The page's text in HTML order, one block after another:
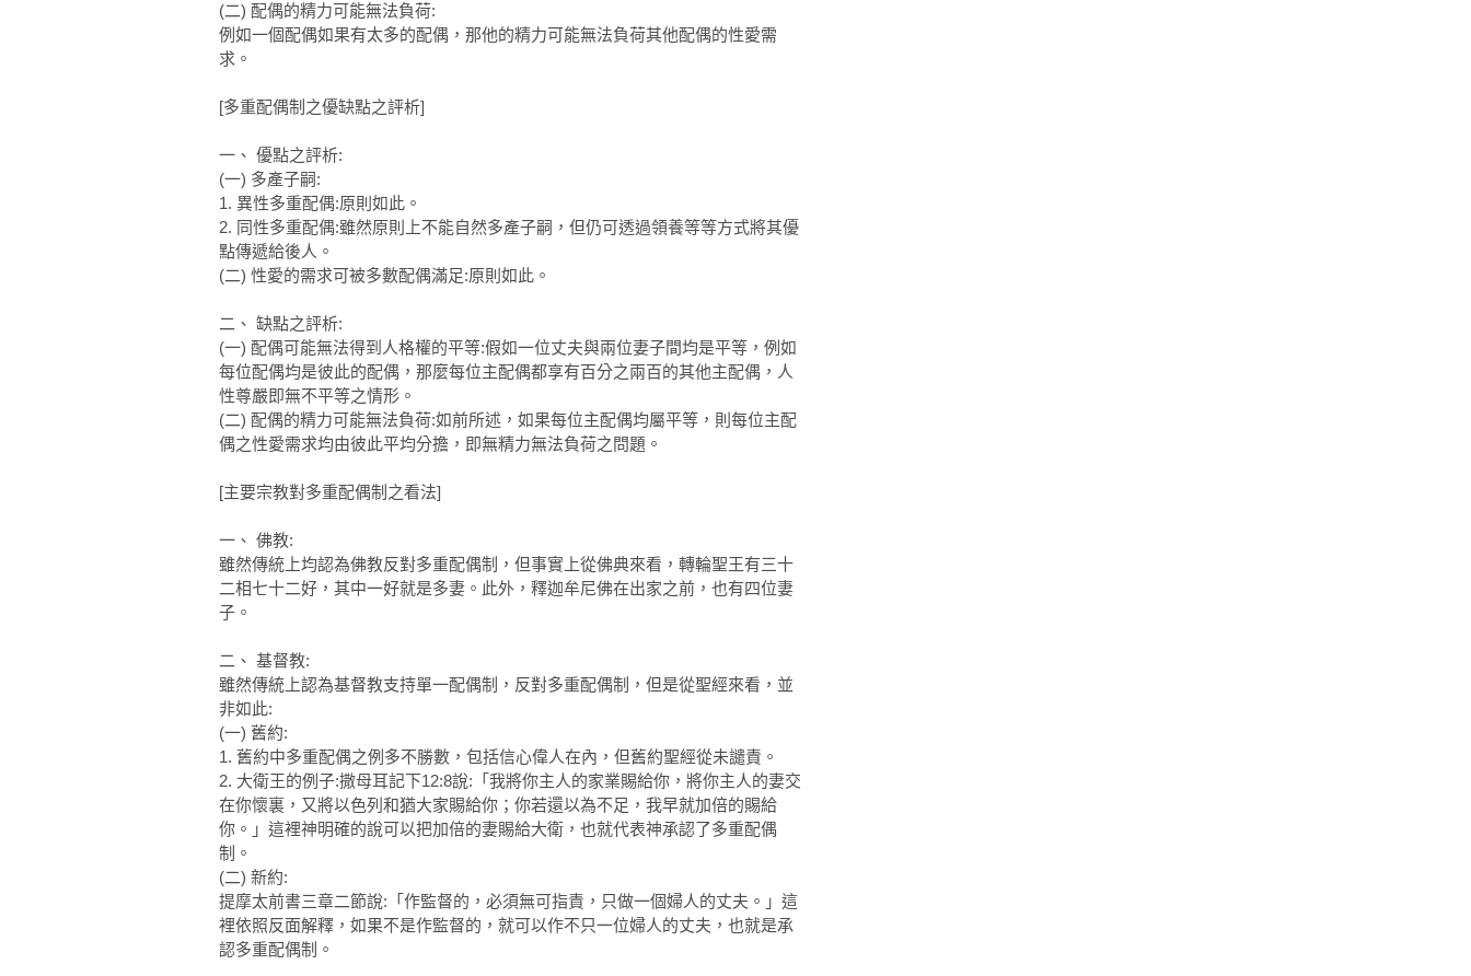
(二) 配偶的精力可能無法負荷:
例如一個配偶如果有太多的配偶，那他的精力可能無法負荷其他配偶的性愛需
求。
[多重配偶制之優缺點之評析]
一、 優點之評析:
(一) 多產子嗣:
1. 異性多重配偶:原則如此。
2. 同性多重配偶:雖然原則上不能自然多產子嗣，但仍可透過領養等等方式將其優
點傳遞給後人。
(二) 性愛的需求可被多數配偶滿足:原則如此。
二、 缺點之評析:
(一) 配偶可能無法得到人格權的平等:假如一位丈夫與兩位妻子間均是平等，例如
每位配偶均是彼此的配偶，那麼每位主配偶都享有百分之兩百的其他主配偶，人
性尊嚴即無不平等之情形。
(二) 配偶的精力可能無法負荷:如前所述，如果每位主配偶均屬平等，則每位主配
偶之性愛需求均由彼此平均分擔，即無精力無法負荷之問題。
[主要宗教對多重配偶制之看法]
一、 佛教:
雖然傳統上均認為佛教反對多重配偶制，但事實上從佛典來看，轉輪聖王有三十
二相七十二好，其中一好就是多妻。此外，釋迦牟尼佛在出家之前，也有四位妻
子。
二、 基督教:
雖然傳統上認為基督教支持單一配偶制，反對多重配偶制，但是從聖經來看，並
非如此:
(一) 舊約:
1. 舊約中多重配偶之例多不勝數，包括信心偉人在內，但舊約聖經從未譴責。
2. 大衛王的例子:撒母耳記下12:8說:「我將你主人的家業賜給你，將你主人的妻交
在你懷裏，又將以色列和猶大家賜給你；你若還以為不足，我早就加倍的賜給
你。」這裡神明確的說可以把加倍的妻賜給大衛，也就代表神承認了多重配偶
制。
(二) 新約:
提摩太前書三章二節說:「作監督的，必須無可指責，只做一個婦人的丈夫。」這
裡依照反面解釋，如果不是作監督的，就可以作不只一位婦人的丈夫，也就是承
認多重配偶制。